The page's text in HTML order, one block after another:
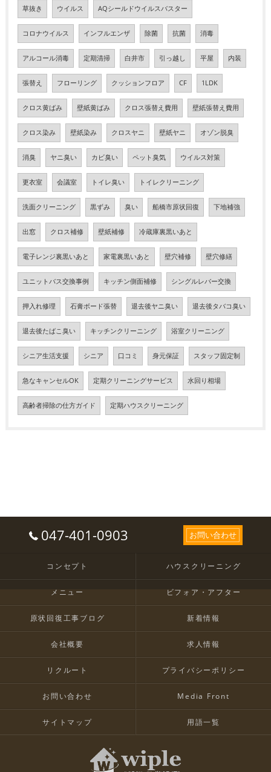
草抜き ウイルス AQシールドウイルスバスター
コロナウイルス インフルエンザ 除菌 抗菌 消毒
アルコール消毒 定期清掃 白井市 引っ越し 平屋 内装
張替え フローリング クッションフロア CF 1LDK
クロス黄ばみ 壁紙黄ばみ クロス張替え費用 壁紙張替え費用
クロス染み 壁紙染み クロスヤニ 壁紙ヤニ オゾン脱臭
消臭 ヤニ臭い カビ臭い ペット臭気 ウイルス対策
更衣室 会議室 トイレ臭い トイレクリーニング
洗面クリーニング 黒ずみ 臭い 船橋市原状回復 下地補強
出窓 クロス補修 壁紙補修 冷蔵庫裏黒いあと
電子レンジ裏黒いあと 家電裏黒いあと 壁穴補修 壁穴修繕
ユニットバス交換事例 キッチン側面補修 シングルレバー交換
押入れ修理 石膏ボード張替 退去後ヤニ臭い 退去後タバコ臭い
退去後たばこ臭い キッチンクリーニング 浴室クリーニング
シニア生活支援 シニア 口コミ 身元保証 スタッフ固定制
急なキャンセルOK 定期クリーニングサービス 水回り相場
高齢者掃除の仕方ガイド 定期ハウスクリーニング
047-401-0903 お問い合わせ
コンセプト ハウスクリーニング
メニュー ビフォア・アフター
原状回復工事ブログ 新着情報
会社概要 求人情報
リクルート プライバシーポリシー
お問い合わせ Media Front
サイトマップ 用語一覧